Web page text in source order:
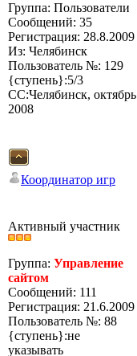
Группа: Пользователи
Сообщений: 35
Регистрация: 28.8.2009
Из: Челябинск
Пользователь №: 129
{ступень}:5/3
СС:Челябинск, октябрь
2008
Координатор игр
Активный участник
Группа: Управление
сайтом
Сообщений: 111
Регистрация: 21.6.2009
Пользователь №: 88
{ступень}:не
указывать